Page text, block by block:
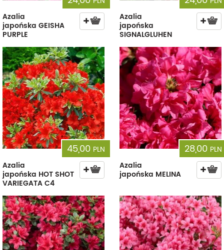
Azalia
japońska GEISHA
PURPLE
Azalia
japońska
SIGNALGLUHEN
45,00 PLN
Azalia
japońska HOT SHOT
VARIEGATA C4
28,00 PLN
Azalia
japońska MELINA